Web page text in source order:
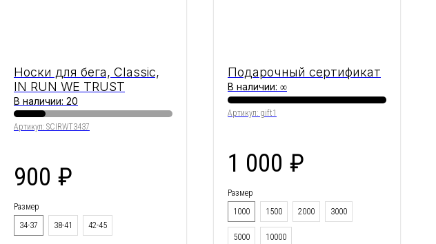
Носки для бега, Classic,
IN RUN WE TRUST
В наличии: 20
Артикул: SCIRWT3437
900 ₽
Размер
34-37
38-41 42-45
Подарочный сертификат
В наличии: ∞
Артикул: gift1
1 000 ₽
Размер
1000
1500 2000 3000
5000 10000